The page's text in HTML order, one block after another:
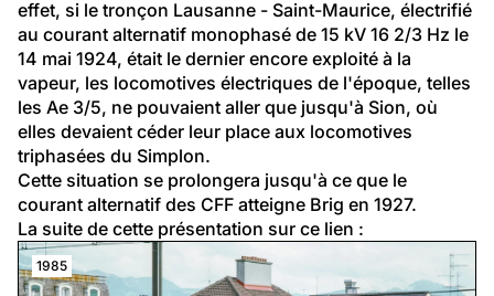
effet, si le tronçon Lausanne - Saint-Maurice, électrifié
au courant alternatif monophasé de 15 kV 16 2/3 Hz le
14 mai 1924, était le dernier encore exploité à la
vapeur, les locomotives électriques de l'époque, telles
les Ae 3/5, ne pouvaient aller que jusqu'à Sion, où
elles devaient céder leur place aux locomotives
triphasées du Simplon.
Cette situation se prolongera jusqu'à ce que le
courant alternatif des CFF atteigne Brig en 1927.
La suite de cette présentation sur ce lien :
1985